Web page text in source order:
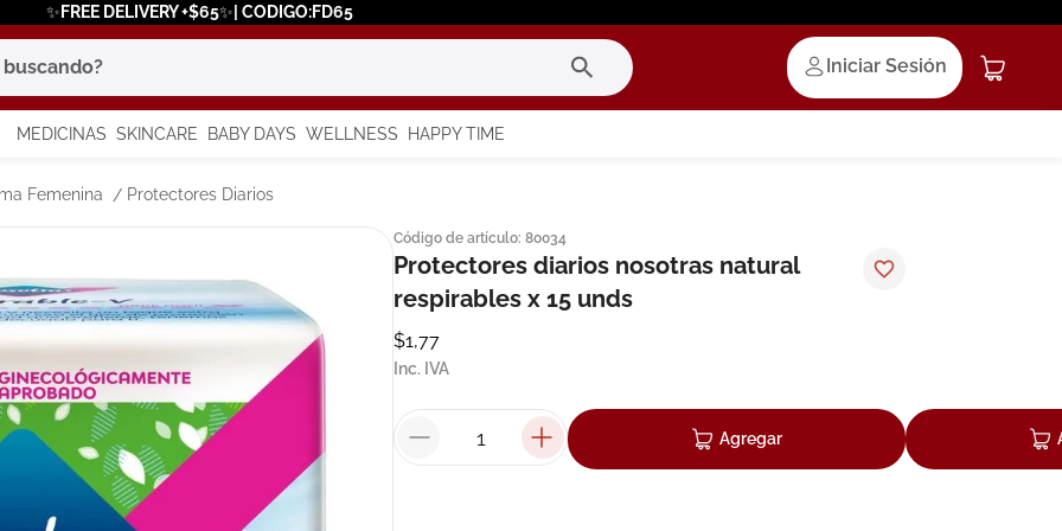
✨FREE DELIVERY +$65✨| CODIGO:FD65
Iniciar Sesión
MEDICINAS SKINCARE BABY DAYS WELLNESS HAPPY TIME
Femenina Protectores Diarios
Código de artículo: 80034
Protectores diarios nosotras natural
respirables x 15 unds
$1,77
Inc. IVA
Agregar
más buscados